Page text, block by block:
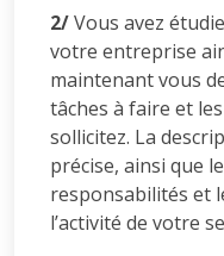
2/Vous avez
votre entreprise
maintenant vous
tâches à faire et
sollicitez. La
précise, ainsi que
responsabilités et
l’activité de votre